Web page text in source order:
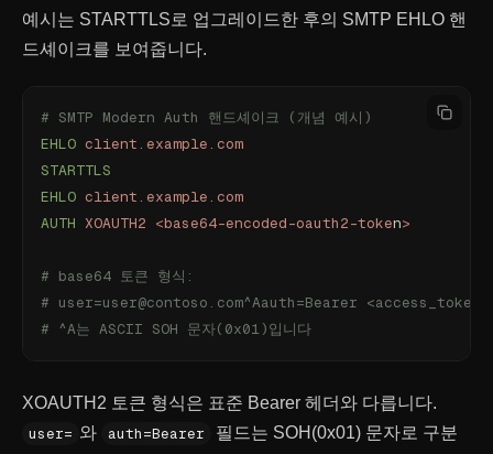
예시는 STARTTLS로 업그레이드한 후의 SMTP EHLO 핸
드셰이크를 보여줍니다.
# SMTP Modern Auth 핸드셰이크 (개념 예시)
EHLO client.example.com
STARTTLS
EHLO client.example.com
AUTH XOAUTH2 <base64-encoded-oauth2-token>
# base64 토큰 형식:
# user=user@contoso.com^Aauth=Bearer
# ^A는 ASCII SOH 문자(0x01)입니다
XOAUTH2 토큰 형식은 표준 Bearer 헤더와 다릅니다.
user= 와 auth=Bearer
필드는 SOH(0x01) 문자로 구분